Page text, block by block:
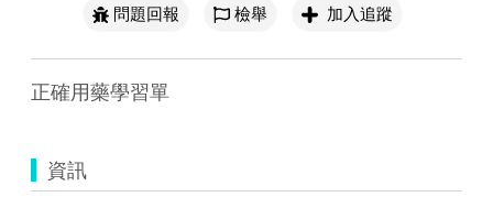
問題回報
檢舉 加入追蹤
正確用藥學習單
資訊